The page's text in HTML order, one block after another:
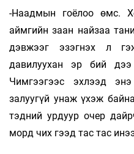
-Наадмын гоёлоо өмс.
аймгийн заан найзаа
дэвжээг эзэгнэх л
давилуухан эр бий
Чимгээгээс эхлээд
залуугүй унаж үхэж
тэдний урдуур очер
морд­ чих гээд тас тас